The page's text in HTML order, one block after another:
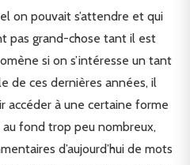
on pouvait s’attendre et qui
pas grand-chose tant il est
si on s’intéresse un tant
de ces dernières années, il
accéder à une certaine forme
au fond trop peu nombreux,
d’aujourd’hui de mots